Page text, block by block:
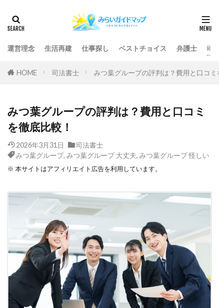
運営理念 生活再建 仕事探し ベストチョイス 弁護士 司
HOME 司法書士 みつ葉グループの評判は？費用と口コ
みつ葉グループの評判は？費用と口コミ
を徹底比較！
2026年3月31日
司法書士
みつ葉グループ, みつ葉グループ 大丈夫, みつ葉グループ 怪しい
※ 本サイトはアフィリエイト広告を利用しています。